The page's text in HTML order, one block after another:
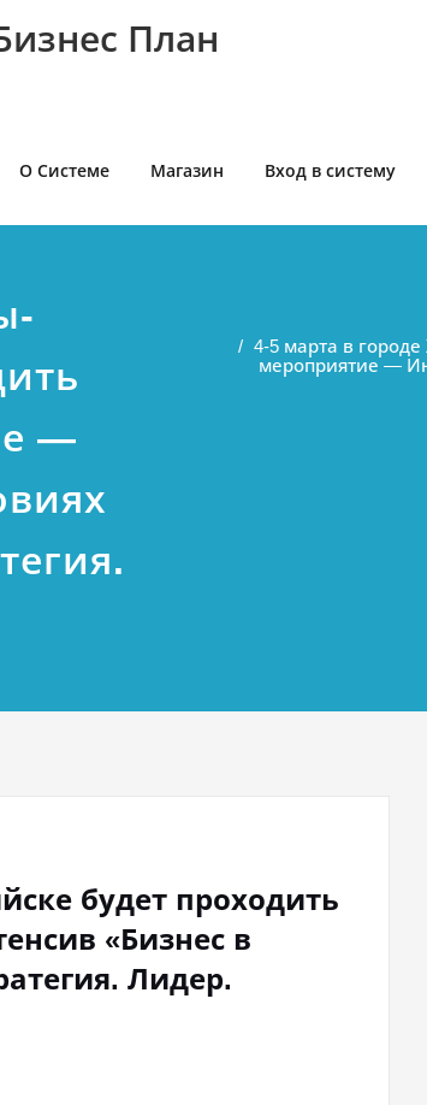
План
О Системе Магазин Вход в систему
—
4-5 марта в
мероприятие —
будет проходить
«Бизнес в
Лидер.